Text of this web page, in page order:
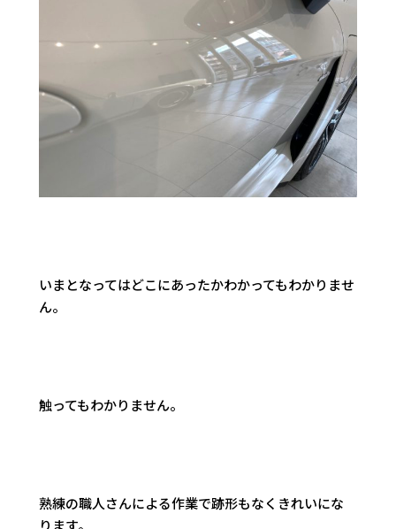
いまとなってはどこにあったかわかってもわかりませ
ん。
触ってもわかりません。
熟練の職人さんによる作業で跡形もなくきれいにな
ります。